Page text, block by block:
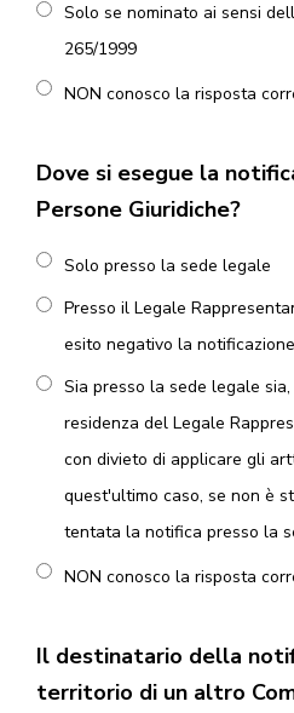
Solo se nominato ai sensi
265/1999
NON conosco la risposta
Dove si esegue la
Persone Giuridiche?
Solo presso la sede legale
Presso il Legale
esito negativo la
Sia presso la sede legale
residenza del Legale
con divieto di applicare gli
quest'ultimo caso, se non è
tentata la notifica presso la
NON conosco la risposta
Il destinatario della
territorio di un altro